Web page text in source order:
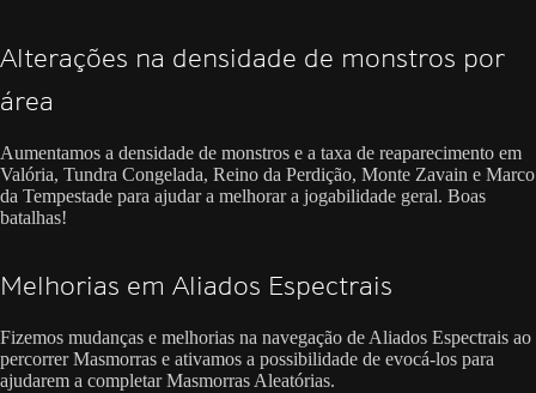
Alterações na densidade de monstros por
área
Aumentamos a densidade de monstros e a taxa de reaparecimento em
Valória, Tundra Congelada, Reino da Perdição, Monte Zavain e Marco
da Tempestade para ajudar a melhorar a jogabilidade geral. Boas
batalhas!
Melhorias em Aliados Espectrais
Fizemos mudanças e melhorias na navegação de Aliados Espectrais ao
percorrer Masmorras e ativamos a possibilidade de evocá-los para
ajudarem a completar Masmorras Aleatórias.